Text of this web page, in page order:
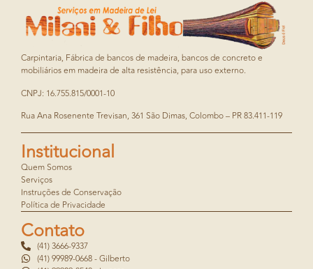
Carpintaria, Fábrica de bancos de madeira, bancos de concreto e
mobiliários em madeira de alta resistência, para uso externo.
CNPJ: 16.755.815/0001-10
Rua Ana Rosenente Trevisan, 361 São Dimas, Colombo – PR 83.411-119
Institucional
Quem Somos
Serviços
Instruções de Conservação
Política de Privacidade
Contato
(41) 3666-9337
(41) 99989-0668 - Gilberto